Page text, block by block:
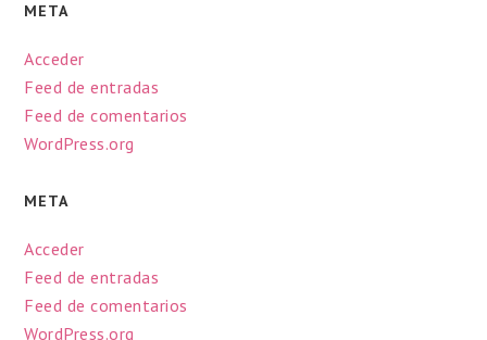
META
Acceder
Feed de entradas
Feed de comentarios
WordPress.org
META
Acceder
Feed de entradas
Feed de comentarios
WordPress.org